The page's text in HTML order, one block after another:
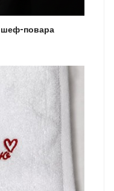
шеф-повара